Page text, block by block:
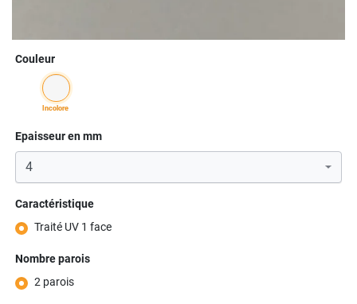
Couleur
incolore
Epaisseur en mm
Caractéristique
Traité UV 1 face
Nombre parois
2 parois